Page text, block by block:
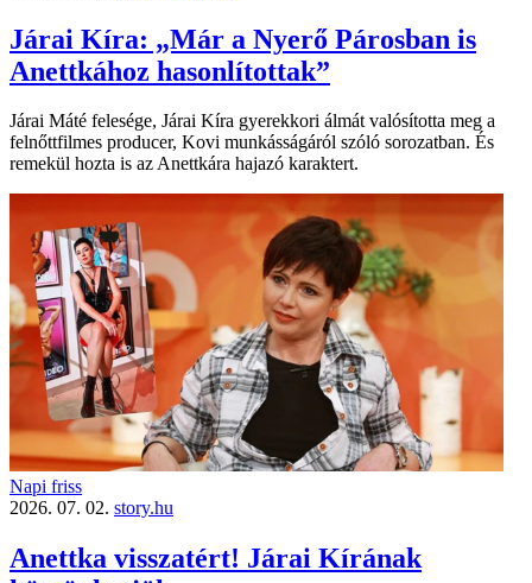
Járai Kíra: „Már a Nyerő Párosban is
Anettkához hasonlítottak”
Járai Máté felesége, Járai Kíra gyerekkori álmát valósította meg a
felnőttfilmes producer, Kovi munkásságáról szóló sorozatban. És
remekül hozta is az Anettkára hajazó karaktert.
Napi friss
2026. 07. 02. story.hu
Anettka visszatért! Járai Kírának